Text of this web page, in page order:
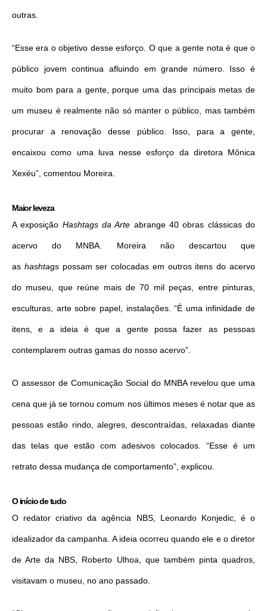
outras.
“Esse era o objetivo desse esforço. O que a gente nota é que o
público jovem continua afluindo em grande número. Isso é
muito bom para a gente, porque uma das principais metas de
um museu é realmente não só manter o público, mas também
procurar a renovação desse público. Isso, para a gente,
encaixou como uma luva nesse esforço da diretora Mônica
Xexéu”, comentou Moreira.
Maior leveza
A exposição Hashtags da Arte abrange 40 obras clássicas do
acervo do MNBA. Moreira não descartou que
as hashtagspossam ser colocadas em outros itens do acervo
do museu, que reúne mais de 70 mil peças, entre pinturas,
esculturas, arte sobre papel, instalações. “É uma infinidade de
itens, e a ideia é que a gente possa fazer as pessoas
contemplarem outras gamas do nosso acervo”.
O assessor de Comunicação Social do MNBA revelou que uma
cena que já se tornou comum nos últimos meses é notar que as
pessoas estão rindo, alegres, descontraídas, relaxadas diante
das telas que estão com adesivos colocados. “Esse é um
retrato dessa mudança de comportamento”, explicou.
O início de tudo
O redator criativo da agência NBS, Leonardo Konjedic, é o
idealizador da campanha. A ideia ocorreu quando ele e o diretor
de Arte da NBS, Roberto Ulhoa, que também pinta quadros,
visitavam o museu, no ano passado.